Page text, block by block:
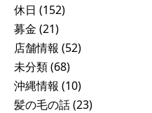
休日 (152)
募金 (21)
店舗情報 (52)
未分類(68)
沖縄情報 (10)
髪の毛の話(23)